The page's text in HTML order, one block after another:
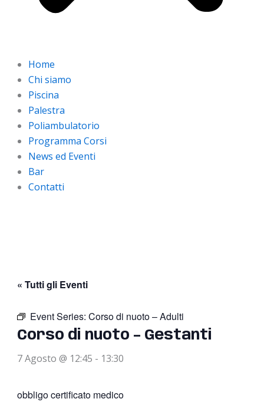
Home
Chi siamo
Piscina
Palestra
Poliambulatorio
Programma Corsi
News ed Eventi
Bar
Contatti
« Tutti gli Eventi
Event Series: Corso di nuoto – Adulti
Corso di nuoto – Gestanti
7 Agosto @ 12:45 - 13:30
obbligo certificato medico